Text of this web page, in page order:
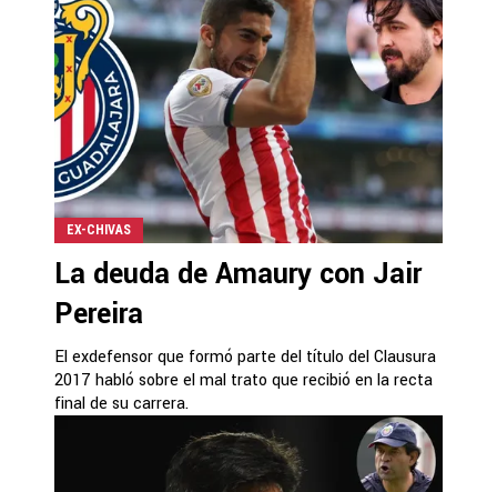
EX-CHIVAS
La deuda de Amaury con Jair
Pereira
El exdefensor que formó parte del título del Clausura
2017 habló sobre el mal trato que recibió en la recta
final de su carrera.